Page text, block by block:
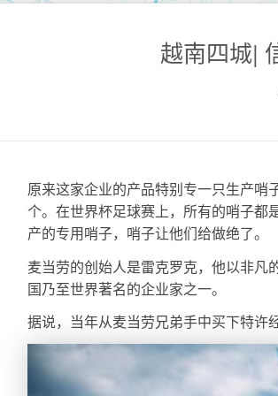
越南四城|
原来这家企业的产品特别专一只生产
个。在世界杯足球赛上，所有的哨子都
产的专用哨子，哨子让他们给做绝了。
麦当劳的创始人是雷克罗克，他以非凡
国乃至世界著名的企业家之一。
据说，当年从麦当劳兄弟手中买下特许